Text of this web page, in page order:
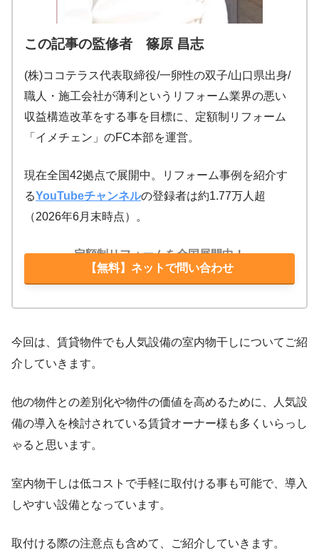
この記事の監修者 篠原 昌志
(株)ココテラス代表取締役/一卵性の双子/山口県出身/
職人・施工会社が薄利というリフォーム業界の悪い
収益構造改革をする事を目標に、定額制リフォーム
「イメチェン」のFC本部を運営。
現在全国42拠点で展開中。リフォーム事例を紹介す
るYouTubeチャンネルの登録者は約1.77万人超
（2026年6月末時点）。
定額制リフォームを全国展開中！
【無料】ネットで問い合わせ
今回は、賃貸物件でも人気設備の室内物干しについてご紹
介していきます。
他の物件との差別化や物件の価値を高めるために、人気設
備の導入を検討されている賃貸オーナー様も多くいらっし
ゃると思います。
室内物干しは低コストで手軽に取付ける事も可能で、導入
しやすい設備となっています。
取付ける際の注意点も含めて、ご紹介していきます。